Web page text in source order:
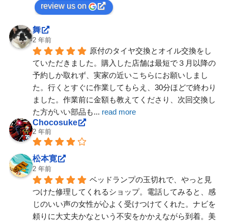
review us on
舞
2 年前
原付のタイヤ交換とオイル交換をし
ていただきました。購入した店舗は最短で３月以降の
予約しか取れず、実家の近いこちらにお願いしまし
た。行くとすぐに作業してもらえ、30分ほどで終わり
ました。作業前に金額も教えてくださり、次回交換し
た方がいい部品も... read more
Chocosuke
2 年前
松本寛
2 年前
ベッドランプの玉切れで、やっと見
つけた修理してくれるショップ。電話してみると、感
じのいい声の女性が心よく受けつけてくれた。ナビを
頼りに大丈夫かなという不安をかかえながら到着。美